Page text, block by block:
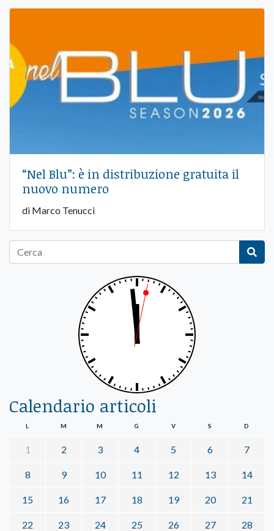
“Nel Blu”: è in distribuzione gratuita il
nuovo numero
di Marco Tenucci
Calendario articoli
L M M G V S D
1 2 3 4 5 6 7
8 9 10 11 12 13 14
15 16 17 18 19 20 21
22 23 24 25 26 27 28